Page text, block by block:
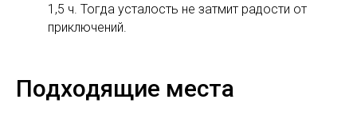
1,5 ч. Тогда усталость не затмит радости от
приключений.
Подходящие места